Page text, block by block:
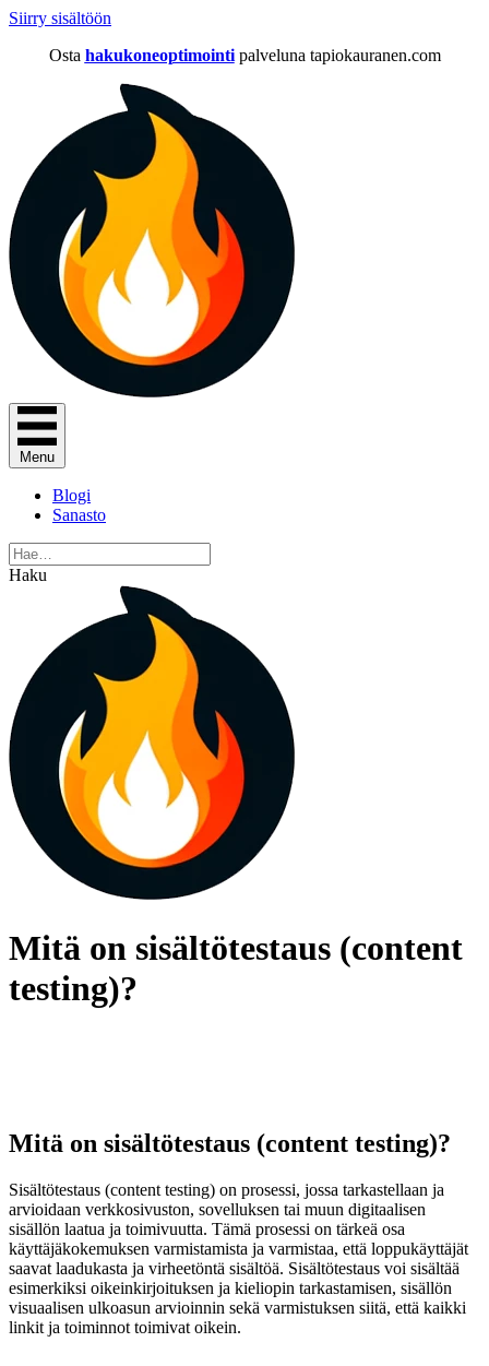
Siirry sisältöön
Osta hakukoneoptimointi palveluna tapiokauranen.com
Menu
Blogi
Sanasto
Haku
Mitä on sisältötestaus (content
testing)?
Mitä on sisältötestaus (content testing)?
Sisältötestaus (content testing) on prosessi, jossa tarkastellaan ja
arvioidaan verkkosivuston, sovelluksen tai muun digitaalisen
sisällön laatua ja toimivuutta. Tämä prosessi on tärkeä osa
käyttäjäkokemuksen varmistamista ja varmistaa, että loppukäyttäjät
saavat laadukasta ja virheetöntä sisältöä. Sisältötestaus voi sisältää
esimerkiksi oikeinkirjoituksen ja kieliopin tarkastamisen, sisällön
visuaalisen ulkoasun arvioinnin sekä varmistuksen siitä, että kaikki
linkit ja toiminnot toimivat oikein.